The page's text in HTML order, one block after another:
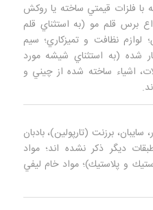
كه با فلزات قيمتي ساخته يا روكش
برس قلم مو (به استثناي قلم
نظافت و تميزكاري؛ سيم
شده (به استثناي شيشه مورد
اشياء ساخته شده از چيني و
سايبان، برزنت (تارپولين)، بادبان
ديگر ذكر نشده اند؛ مواد
و پلاستيك)؛ مواد خام ليفي